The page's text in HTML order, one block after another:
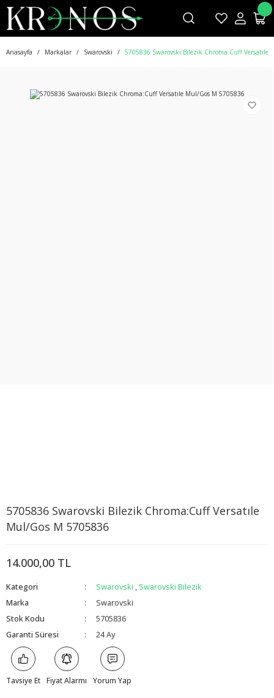
Anasayfa Markalar Swarovski 5705836 Swarovski Bilezik Chroma:Cuff Versatıle
5705836 Swarovski Bilezik Chroma:Cuff Versatıle
Mul/Gos M 5705836
14.000,00 TL
Kategori Swarovski , Swarovski Bilezik
Marka
Swarovski
Stok Kodu
5705836
Garanti Süresi
24 Ay
Tavsiye Et Fiyat Alarmı Yorum Yap